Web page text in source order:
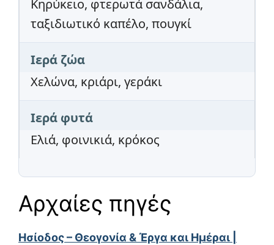
Κηρύκειο, φτερωτά σανδάλια,
ταξιδιωτικό καπέλο, πουγκί
Ιερά ζώα
Χελώνα, κριάρι, γεράκι
Ιερά φυτά
Ελιά, φοινικιά, κρόκος
Αρχαίες πηγές
Ησίοδος – Θεογονία & Έργα και Ημέραι |